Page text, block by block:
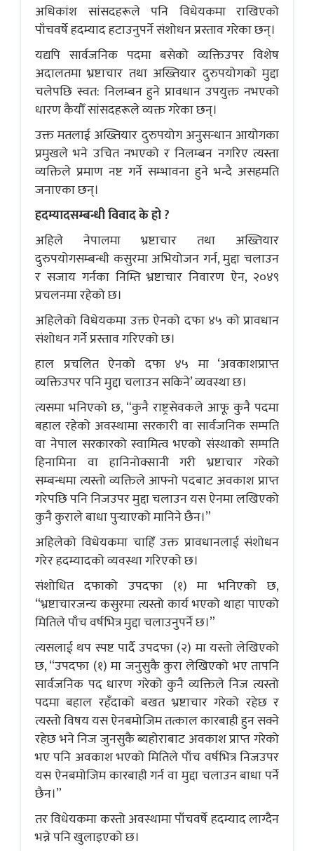
अधिकांश सांसदहरूले पनि विधेयकमा राखिएको
पाँचवर्षे हदम्याद हटाउनुपर्ने संशोधन प्रस्ताव गरेका छन्।
यद्यपि सार्वजनिक पदमा बसेको व्यक्तिउपर विशेष
अदालतमा भ्रष्टाचार तथा अख्तियार दुरुपयोगको मुद्दा
चलेपछि स्वत: निलम्बन हुने प्रावधान उपयुक्त नभएको
धारण कैयौँ सांसदहरूले व्यक्त गरेका छन्।
उक्त मतलाई अख्तियार दुरुपयोग अनुसन्धान आयोगका
प्रमुखले भने उचित नभएको र निलम्बन नगरिए त्यस्ता
व्यक्तिले प्रमाण नष्ट गर्ने सम्भावना हुने भन्दै असहमति
जनाएका छन्।
हदम्यादसम्बन्धी विवाद के हो ?
अहिले नेपालमा भ्रष्टाचार तथा अख्तियार
दुरुपयोगसम्बन्धी कसुरमा अभियोजन गर्न, मुद्दा चलाउन
र सजाय गर्नका निम्ति भ्रष्टाचार निवारण ऐन, २०४९
प्रचलनमा रहेको छ।
अहिलेको विधेयकमा उक्त ऐनको दफा ४५ को प्रावधान
संशोधन गर्ने प्रस्ताव गरिएको छ।
हाल प्रचलित ऐनको दफा ४५ मा ‘अवकाशप्राप्त
व्यक्तिउपर पनि मुद्दा चलाउन सकिने’ व्यवस्था छ।
त्यसमा भनिएको छ, “कुनै राष्ट्रसेवकले आफू कुनै पदमा
बहाल रहेको अवस्थामा सरकारी वा सार्वजनिक सम्पति
वा नेपाल सरकारको स्वामित्व भएको संस्थाको सम्पति
हिनामिना वा हानिनोक्सानी गरी भ्रष्टाचार गरेको
सम्बन्धमा त्यस्तो व्यक्तिले आफ्नो पदबाट अवकाश प्राप्त
गरेपछि पनि निजउपर मुद्दा चलाउन यस ऐनमा लखिएको
कुनै कुराले बाधा पुर्‍याएको मानिने छैन।”
अहिलेको विधेयकमा चाहिँ उक्त प्रावधानलाई संशोधन
गरेर हदम्यादको व्यवस्था गरिएको छ।
संशोधित दफाको उपदफा (१) मा भनिएको छ,
“भ्रष्टाचारजन्य कसुरमा त्यस्तो कार्य भएको थाहा पाएको
मितिले पाँच वर्षभित्र मुद्दा चलाउनुपर्ने छ।”
त्यसलाई थप स्पष्ट पार्दै उपदफा (२) मा यस्तो लेखिएको
छ, “उपदफा (१) मा जनुसुकै कुरा लेखिएको भए तापनि
सार्वजनिक पद धारण गरेको कुनै व्यक्तिले निज त्यस्तो
पदमा बहाल रहँदाको बखत भ्रष्टाचार गरेको रहेछ र
त्यस्तो विषय यस ऐनबमोजिम तत्काल कारबाही हुन सक्ने
रहेछ भने निज जुनसुकै ब्यहोराबाट अवकाश प्राप्त गरेको
भए पनि अवकाश भएको मितिले पाँच वर्षभित्र निजउपर
यस ऐनबमोजिम कारबाही गर्न वा मुद्दा चलाउन बाधा पर्ने
छैन।”
तर विधेयकमा कस्तो अवस्थामा पाँचवर्षे हदम्याद लाग्दैन
भन्ने पनि खुलाइएको छ।